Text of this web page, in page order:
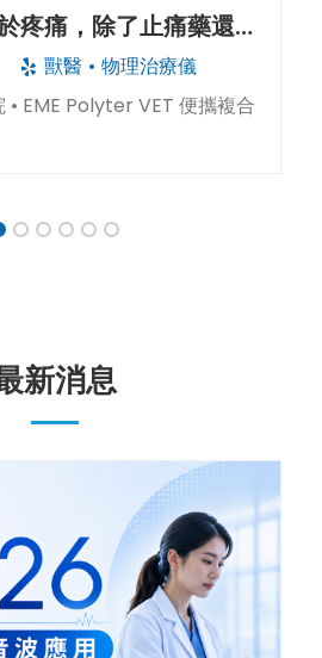
疼痛，除了止痛藥還
獸醫
物理治療儀
• EME Polyter VET 便攜複合
2 3 4 5 6
新消息